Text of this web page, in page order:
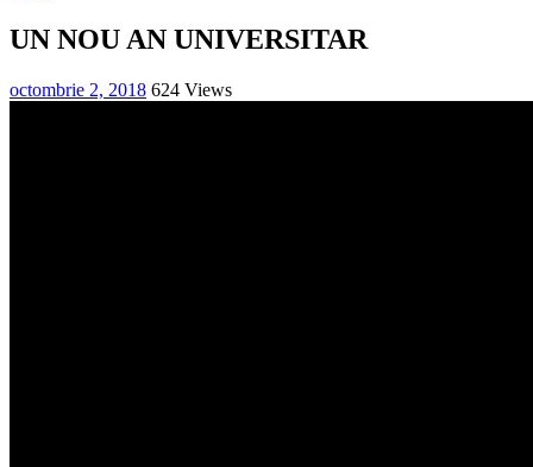
UN NOU AN UNIVERSITAR
octombrie 2, 2018 624 Views